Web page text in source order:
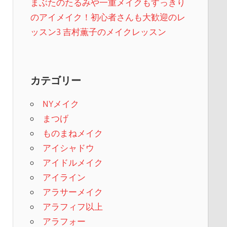
まぶたのたるみや一重メイクもすっきり
のアイメイク！初心者さんも大歓迎のレ
ッスン3 吉村薫子のメイクレッスン
カテゴリー
NYメイク
まつげ
ものまねメイク
アイシャドウ
アイドルメイク
アイライン
アラサーメイク
アラフィフ以上
アラフォー